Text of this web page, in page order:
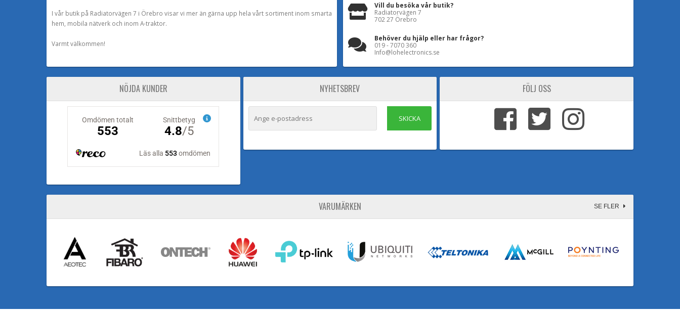
I vår butik på Radiatorvägen 7 i Örebro visar vi mer än gärna upp hela vårt sortiment inom smarta
hem, mobila nätverk och inom A-traktor.
Varmt välkommen!
Vill du besöka vår butik?
Radiatorvägen 7
702 27 Örebro
Behöver du hjälp eller har frågor?
019 - 7070 360
Info@lohelectronics.se
NÖJDA KUNDER NYHETSBREV
SKICKA
FÖLJ OSS
VARUMÄRKEN SE FLER